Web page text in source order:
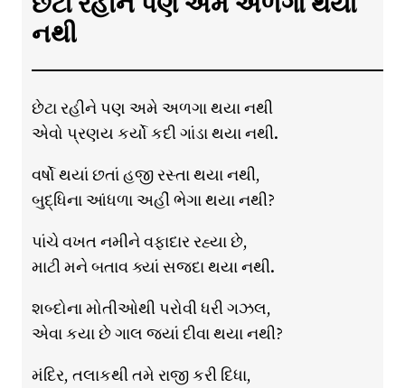
નથી
છેટા રહીને પણ અમે અળગા થયા નથી
એવો પ્રણય કર્યો કદી ગાંડા થયા નથી.
વર્ષો થયાં છતાં હજી રસ્તા થયા નથી,
બુદ્ધિના આંધળા અહીં ભેગા થયા નથી?
પાંચે વખત નમીને વફાદાર રહ્યા છે,
માટી મને બતાવ ક્યાં સજદા થયા નથી.
શબ્દોના મોતીઓથી પરોવી ધરી ગઝલ,
એવા કયા છે ગાલ જ્યાં દીવા થયા નથી?
મંદિર, તલાકથી તમે રાજી કરી દિધા,